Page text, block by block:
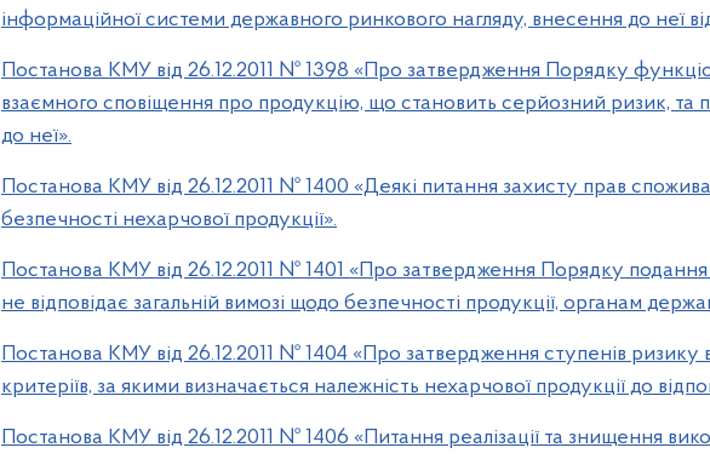
інформаційної системи державного ринкового нагляду, внесення до неї
Постанова КМУ від 26.12.2011 № 1398 «Про затвердження Порядку
взаємного сповіщення про продукцію, що становить серйозний ризик, та
до неї».
Постанова КМУ від 26.12.2011 № 1400 «Деякі питання захисту прав
безпечності нехарчової продукції».
Постанова КМУ від 26.12.2011 № 1401 «Про затвердження Порядку
не відповідає загальній вимозі щодо безпечності продукції, органам
Постанова КМУ від 26.12.2011 № 1404 «Про затвердження ступенів ризику
критеріїв, за якими визначається належність нехарчової продукції до
Постанова КМУ від 26.12.2011 № 1406 «Питання реалізації та знищення